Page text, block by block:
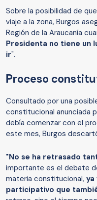
Sobre la posibilidad de
viaje a la zona, Burgos
Región de la Araucanía
Presidenta no tiene un
ir".
Proceso
Consultado por una
constitucional anunciada
debía comenzar con el
este mes, Burgos
"No se ha retrasado
importante es el debate
materia constitucional, ya
participativo que